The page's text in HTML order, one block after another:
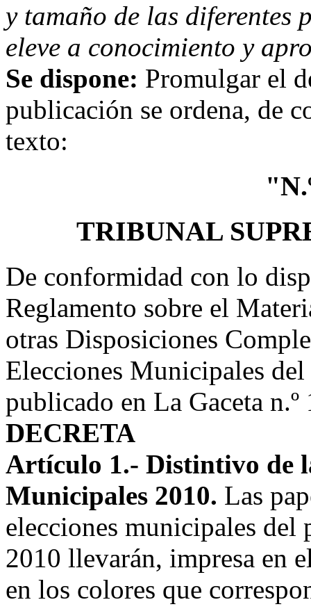
y tamaño de las diferentes
eleve a conocimiento y
Se dispone: Promulgar el
publicación se ordena, de
texto:
TRIBUNAL
De conformidad con lo
Reglamento sobre el
otras Disposiciones
Elecciones Municipales
publicado en La Gaceta
DECRETA
Artículo 1.- Distintivo de
Municipales 2010. Las
elecciones municipales
2010 llevarán, impresa en
en los colores que